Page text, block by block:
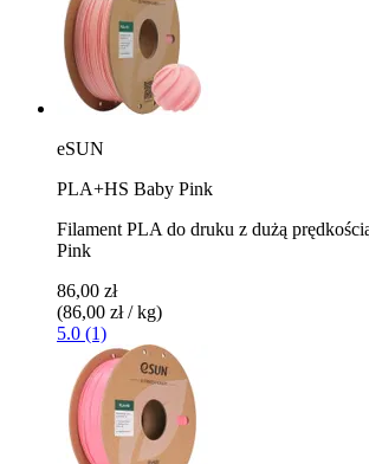
eSUN
PLA+HS Baby Pink
Filament PLA do druku z dużą
Pink
86,00 zł
(86,00 zł / kg)
5.0 (1)